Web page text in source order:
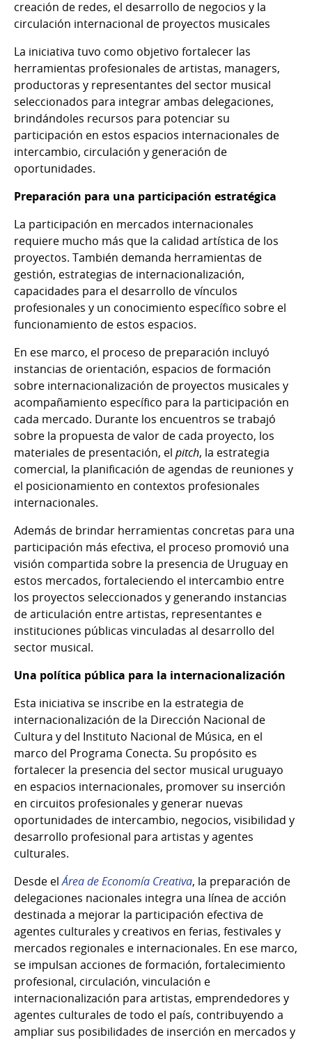
creación de redes, el desarrollo de negocios y la
circulación internacional de proyectos musicales
La iniciativa tuvo como objetivo fortalecer las
herramientas profesionales de artistas, managers,
productoras y representantes del sector musical
seleccionados para integrar ambas delegaciones,
brindándoles recursos para potenciar su
participación en estos espacios internacionales de
intercambio, circulación y generación de
oportunidades.
Preparación para una participación estratégica
La participación en mercados internacionales
requiere mucho más que la calidad artística de los
proyectos. También demanda herramientas de
gestión, estrategias de internacionalización,
capacidades para el desarrollo de vínculos
profesionales y un conocimiento específico sobre el
funcionamiento de estos espacios.
En ese marco, el proceso de preparación incluyó
instancias de orientación, espacios de formación
sobre internacionalización de proyectos musicales y
acompañamiento específico para la participación en
cada mercado. Durante los encuentros se trabajó
sobre la propuesta de valor de cada proyecto, los
materiales de presentación, el pitch, la estrategia
comercial, la planificación de agendas de reuniones y
el posicionamiento en contextos profesionales
internacionales.
Además de brindar herramientas concretas para una
participación más efectiva, el proceso promovió una
visión compartida sobre la presencia de Uruguay en
estos mercados, fortaleciendo el intercambio entre
los proyectos seleccionados y generando instancias
de articulación entre artistas, representantes e
instituciones públicas vinculadas al desarrollo del
sector musical.
Una política pública para la internacionalización
Esta iniciativa se inscribe en la estrategia de
internacionalización de la Dirección Nacional de
Cultura y del Instituto Nacional de Música, en el
marco del Programa Conecta. Su propósito es
fortalecer la presencia del sector musical uruguayo
en espacios internacionales, promover su inserción
en circuitos profesionales y generar nuevas
oportunidades de intercambio, negocios, visibilidad y
desarrollo profesional para artistas y agentes
culturales.
Desde elÁrea de Economía Creativa, la preparación de
delegaciones nacionales integra una línea de acción
destinada a mejorar la participación efectiva de
agentes culturales y creativos en ferias, festivales y
mercados regionales e internacionales. En ese marco,
se impulsan acciones de formación, fortalecimiento
profesional, circulación, vinculación e
internacionalización para artistas, emprendedores y
agentes culturales de todo el país, contribuyendo a
ampliar sus posibilidades de inserción en mercados y